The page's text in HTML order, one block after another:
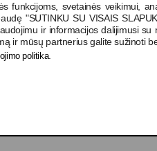
funkcijoms, svetainės veikimui,
"SUTINKU SU VISAIS
ir informacijos dalijimusi su
ir mūsų partnerius galite sužinoti
politika.
APIE KEEN